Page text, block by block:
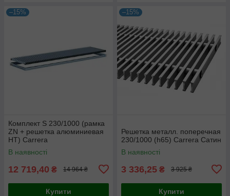
–15%
Комплект S 230/1000 (рамка
ZN + решетка алюминиевая
НТ) Carrera
В наявності
12 719,40 ₴ 14 964 ₴
Купити
–15%
Решетка металл. поперечная
230/1000 (h65) Carrera Сатин
В наявності
3 336,25 ₴ 3 925 ₴
Купити